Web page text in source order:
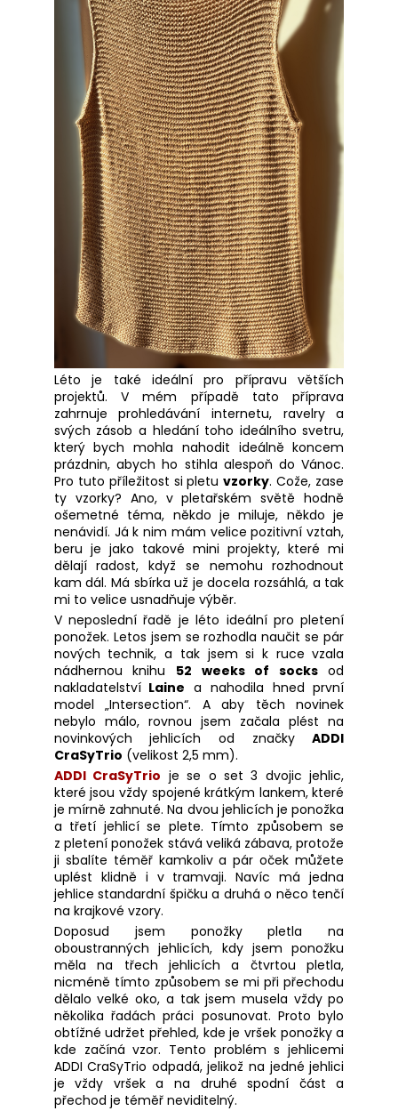
Léto je také ideální pro přípravu větších
projektů. V mém případě tato příprava
zahrnuje prohledávání internetu, ravelry a
svých zásob a hledání toho ideálního svetru,
který bych mohla nahodit ideálně koncem
prázdnin, abych ho stihla alespoň do Vánoc.
Pro tuto příležitost si pletuvzorky. Cože, zase
ty vzorky? Ano, v pletařském světě hodně
ošemetné téma, někdo je miluje, někdo je
nenávidí. Já k nim mám velice pozitivní vztah,
beru je jako takové mini projekty, které mi
dělají radost, když se nemohu rozhodnout
kam dál. Má sbírka už je docela rozsáhlá, a tak
mi to velice usnadňuje výběr.
V neposlední řadě je léto ideální pro pletení
ponožek. Letos jsem se rozhodla naučit se pár
nových technik, a tak jsem si k ruce vzala
nádhernou knihu 52 weeks of socksod
nakladatelstvíLaine a nahodila hned první
model „Intersection“. A aby těch novinek
nebylo málo, rovnou jsem začala plést na
novinkových jehlicích od značkyADDI
CraSyTrio (velikost 2,5 mm).
ADDI CraSyTrio je se o set 3 dvojic jehlic,
které jsou vždy spojené krátkým lankem, které
je mírně zahnuté. Na dvou jehlicích je ponožka
a třetí jehlicí se plete. Tímto způsobem se
z pletení ponožek stává veliká zábava, protože
ji sbalíte téměř kamkoliv a pár oček můžete
uplést klidně i v tramvaji. Navíc má jedna
jehlice standardní špičku a druhá o něco tenčí
na krajkové vzory.
Doposud jsem ponožky pletla na
oboustranných jehlicích, kdy jsem ponožku
měla na třech jehlicích a čtvrtou pletla,
nicméně tímto způsobem se mi při přechodu
dělalo velké oko, a tak jsem musela vždy po
několika řadách práci posunovat. Proto bylo
obtížné udržet přehled, kde je vršek ponožky a
kde začíná vzor. Tento problém s jehlicemi
ADDI CraSyTrio odpadá, jelikož na jedné jehlici
je vždy vršek a na druhé spodní část a
přechod je téměř neviditelný.